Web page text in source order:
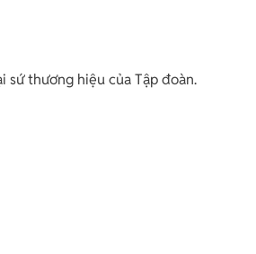
sứ thương hiệu của Tập đoàn.